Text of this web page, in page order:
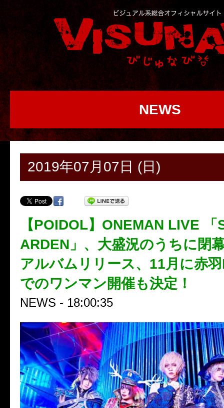
NEWS
2019年07月07日 (日)
【POIDOL】ONEMAN LIVE 「
ARDEN」、大盛況のうちに閉
アルバムリリース、11月に赤
でのワンマン開催も決定！
NEWS - 18:00:35